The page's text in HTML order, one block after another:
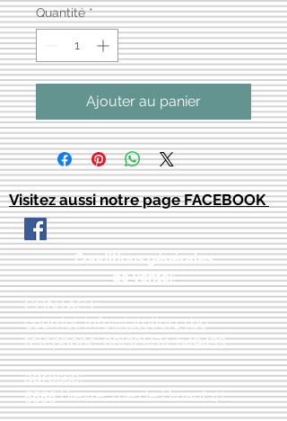
Quantité *
Ajouter au panier
Visitez aussi notre page FACEBOOK
Conditions générales
de vente::
CONTACT:
courriel:info@latelier13.be
téléphone:00(32)474-649433
adresse:
5555 Bièvre, rue de Dinant 41